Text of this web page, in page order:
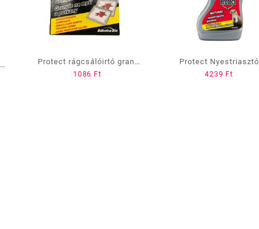
Protect rágcsálóirtó gran.
140 gramm(7×20gramm)
1086 Ft
Protect Nyestriasztó
Natural 500ml szf
4239 Ft